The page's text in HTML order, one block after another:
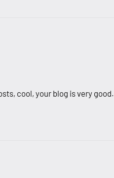
cool, your blog is very good.